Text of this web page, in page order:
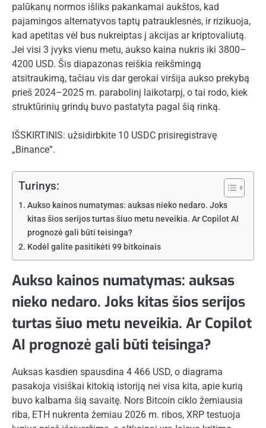
palūkanų normos išliks pakankamai aukštos, kad
pajamingos alternatyvos taptų patrauklesnės, ir rizikuoja,
kad apetitas vėl bus nukreiptas į akcijas ar kriptovaliutą.
Jei visi 3 įvyks vienu metu, aukso kaina nukris iki 3800–
4200 USD. Šis diapazonas reiškia reikšmingą
atsitraukimą, tačiau vis dar gerokai viršija aukso prekybą
prieš 2024–2025 m. parabolinį laikotarpį, o tai rodo, kiek
struktūrinių grindų buvo pastatyta pagal šią rinką.
IŠSKIRTINIS: užsidirbkite 10 USDC prisiregistravę
„Binance“.
Turinys:
Aukso kainos numatymas: auksas nieko nedaro. Joks
kitas šios serijos turtas šiuo metu neveikia. Ar Copilot AI
prognozė gali būti teisinga?
Kodėl galite pasitikėti 99 bitkoinais
Aukso kainos numatymas: auksas
nieko nedaro. Joks kitas šios serijos
turtas šiuo metu neveikia. Ar Copilot
AI prognozė gali būti teisinga?
Auksas kasdien spausdina 4 466 USD, o diagrama
pasakoja visiškai kitokią istoriją nei visa kita, apie kurią
buvo kalbama šią savaitę. Nors Bitcoin ciklo žemiausia
riba, ETH nukrenta žemiau 2026 m. ribos, XRP testuoja